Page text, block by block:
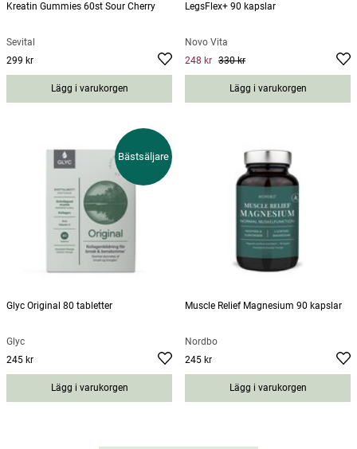
Kreatin Gummies 60st Sour Cherry
Sevital
Pris:
299 kr
Lägg i varukorgen
LegsFlex+ 90 kapslar
Novo Vita
Current price
Previous
330 kr
248 kr 330 kr
Lägg i varukorgen
Bästsäljare
Glyc Original 80 tabletter
Glyc
Pris:
245 kr
Lägg i varukorgen
Muscle Relief Magnesium 90 kapslar
Nordbo
Pris:
245 kr
Lägg i varukorgen